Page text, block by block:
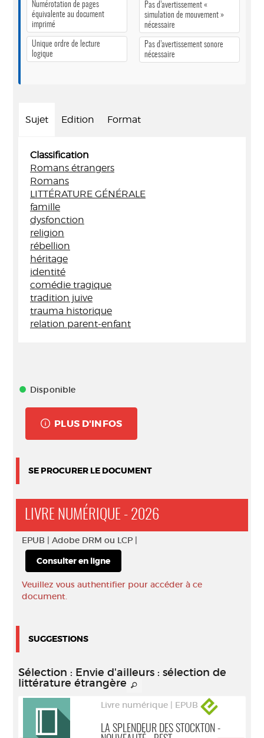
Numérotation de pages
équivalente au document
imprimé
Unique ordre de lecture
logique
Pas d’avertissement «
simulation de mouvement »
nécessaire
Pas d’avertissement sonore
nécessaire
Sujet Edition Format
Classification
Romans étrangers
Romans
LITTÉRATURE GÉNÉRALE
famille
dysfonction
religion
rébellion
héritage
identité
comédie tragique
tradition juive
trauma historique
relation parent-enfant
Disponible
PLUS D'INFOS
SE PROCURER LE DOCUMENT
LIVRE NUMÉRIQUE - 2026
EPUB | Adobe DRM ou LCP |
Consulter en ligne
Veuillez vous authentifier pour accéder à ce
document.
SUGGESTIONS
Sélection : Envie d'ailleurs : sélection de
littérature étrangère
Livre numérique | EPUB
LA SPLENDEUR DES STOCKTON -